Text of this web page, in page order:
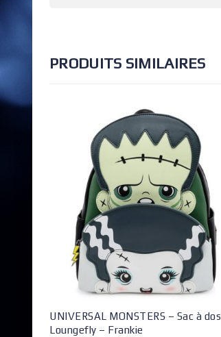
PRODUITS SIMILAIRES
UNIVERSAL MONSTERS – Sac à dos
Loungefly – Frankie